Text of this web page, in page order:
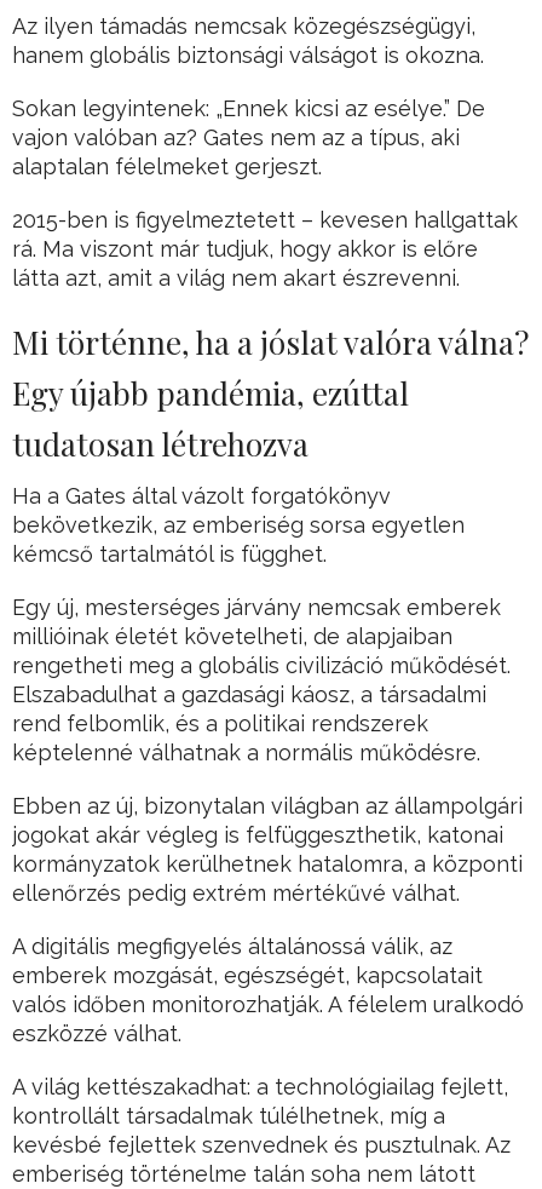
Az ilyen támadás nemcsak közegészségügyi,
hanem globális biztonsági válságot is okozna.
Sokan legyintenek: „Ennek kicsi az esélye.” De
vajon valóban az? Gates nem az a típus, aki
alaptalan félelmeket gerjeszt.
2015-ben is figyelmeztetett – kevesen hallgattak
rá. Ma viszont már tudjuk, hogy akkor is előre
látta azt, amit a világ nem akart észrevenni.
Mi történne, ha a jóslat valóra válna?
Egy újabb pandémia, ezúttal
tudatosan létrehozva
Ha a Gates által vázolt forgatókönyv
bekövetkezik, az emberiség sorsa egyetlen
kémcső tartalmától is függhet.
Egy új, mesterséges járvány nemcsak emberek
millióinak életét követelheti, de alapjaiban
rengetheti meg a globális civilizáció működését.
Elszabadulhat a gazdasági káosz, a társadalmi
rend felbomlik, és a politikai rendszerek
képtelenné válhatnak a normális működésre.
Ebben az új, bizonytalan világban az állampolgári
jogokat akár végleg is felfüggeszthetik, katonai
kormányzatok kerülhetnek hatalomra, a központi
ellenőrzés pedig extrém mértékűvé válhat.
A digitális megfigyelés általánossá válik, az
emberek mozgását, egészségét, kapcsolatait
valós időben monitorozhatják. A félelem uralkodó
eszközzé válhat.
A világ kettészakadhat: a technológiailag fejlett,
kontrollált társadalmak túlélhetnek, míg a
kevésbé fejlettek szenvednek és pusztulnak. Az
emberiség történelme talán soha nem látott